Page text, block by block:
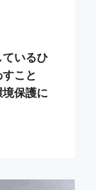
ているひ
こと
保護に